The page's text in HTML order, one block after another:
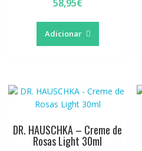
58,95€
Adicionar
DR. HAUSCHKA – Creme de
Rosas Light 30ml